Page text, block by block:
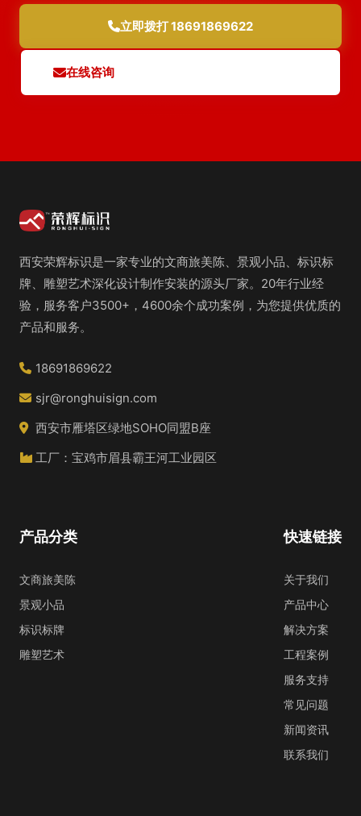
立即拨打 18691869622
在线咨询
西安荣辉标识是一家专业的文商旅美陈、景观小品、标识标
牌、雕塑艺术深化设计制作安装的源头厂家。20年行业经
验，服务客户3500+，4600余个成功案例，为您提供优质的
产品和服务。
18691869622
sjr@ronghuisign.com
西安市雁塔区绿地SOHO同盟B座
工厂：宝鸡市眉县霸王河工业园区
快速链接
关于我们
产品中心
解决方案
工程案例
服务支持
常见问题
新闻资讯
联系我们
产品分类
文商旅美陈
景观小品
标识标牌
雕塑艺术